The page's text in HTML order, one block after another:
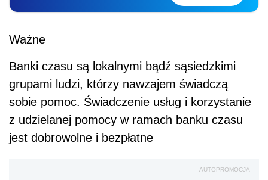
Ważne
Banki czasu są lokalnymi bądź sąsiedzkimi
grupami ludzi, którzy nawzajem świadczą
sobie pomoc. Świadczenie usług i korzystanie
z udzielanej pomocy w ramach banku czasu
jest dobrowolne i bezpłatne
AUTOPROMOCJA